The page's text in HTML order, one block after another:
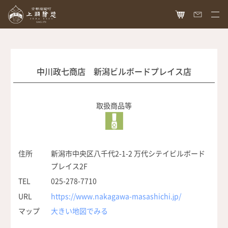
商品ラインナップ
京花舞
胡粉石鹸
瑞々
メディア掲載
ねいる図案帖
日本画作品帖
白狐通信
上羽絵惣について
想い
歴史
お問い合わせ
カタログ請求
中川政七商店 新潟ビルボードプレイス店
取扱商品等
住所
新潟市中央区八千代2-1-2 万代シテイビルボード
プレイス2F
TEL
025-278-7710
URL
https://www.nakagawa-masashichi.jp/
マップ
大きい地図でみる